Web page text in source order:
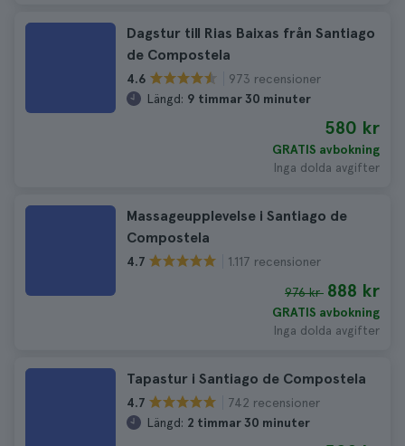
Dagstur till Rias Baixas från Santiago
de Compostela
4.6
973 recensioner
Längd: 9 timmar 30 minuter
580 kr
GRATIS avbokning
Inga dolda avgifter
Massageupplevelse i Santiago de
Compostela
4.7 1.117 recensioner
976 kr 888 kr
GRATIS avbokning
Inga dolda avgifter
Tapastur i Santiago de Compostela
4.7
742 recensioner
Längd: 2 timmar 30 minuter